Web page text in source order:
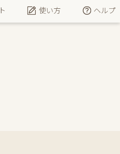
使い方 ヘルプ